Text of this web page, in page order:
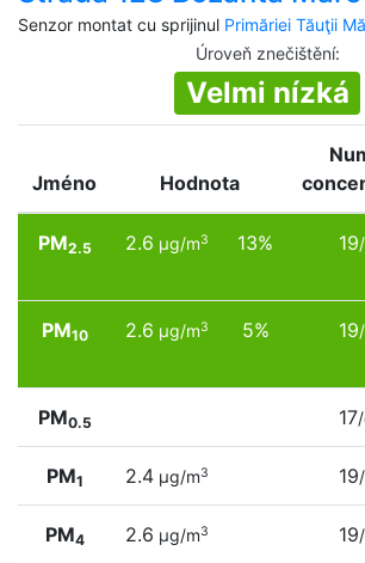
Senzor montat cu sprijinul Primăriei Tăuţii
Úroveň znečištění:
Velmi nízká
Jméno Hodnota
PM2.5 2.6 µg/m3 13% 19
PM10 2.6 µg/m3 5% 19
PM0.5 17
PM1 2.4 µg/m3 19
PM4 2.6 µg/m3 19